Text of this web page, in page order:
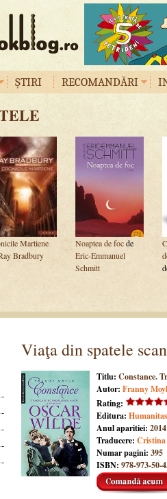
ȘTIRI RECOMANDĂRI
Martiene
Bradbury
Noaptea de focde
Eric-Emmanuel
Schmitt
Viaţa din spatele
Titlu: Constance.
Autor: Franny
Rating:
Editura: Humanitas
Anul aparitiei: 2014
Traducere:
Numar pagini: 395
ISBN: 978-973-50-